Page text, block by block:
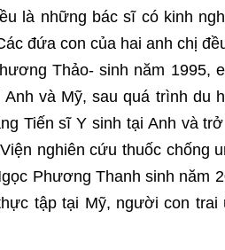
là những bác sĩ có kinh
đứa con của hai anh chị
Thảo- sinh năm 1995,
và Mỹ, sau quá trình du
Tiến sĩ Y sinh tại Anh và
nghiên cứu thuốc chống
Phương Thanh sinh năm
tập tại Mỹ, người con trai